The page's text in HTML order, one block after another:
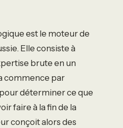
est le moteur de
Elle consiste à
brute en un
commence par
pour déterminer ce que
faire à la fin de la
conçoit alors des